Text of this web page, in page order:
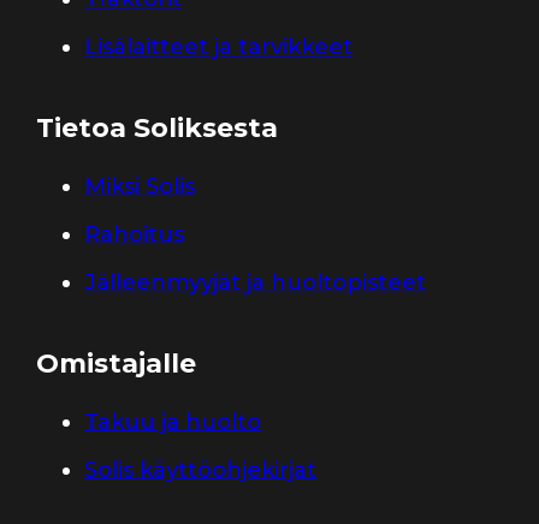
Lisälaitteet ja tarvikkeet
Tietoa Soliksesta
Miksi Solis
Rahoitus
Jälleenmyyjät ja huoltopisteet
Omistajalle
Takuu ja huolto
Solis käyttöohjekirjat